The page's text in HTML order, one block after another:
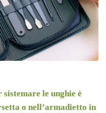
sistemare le unghie è
o nell’armadietto in